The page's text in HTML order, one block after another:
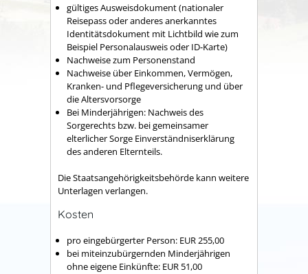
gültiges Ausweisdokument (nationaler
Reisepass oder anderes anerkanntes
Identitätsdokument mit Lichtbild wie zum
Beispiel Personalausweis oder ID-Karte)
Nachweise zum Personenstand
Nachweise über Einkommen, Vermögen,
Kranken- und Pflegeversicherung und über
die Altersvorsorge
Bei Minderjährigen: Nachweis des
Sorgerechts bzw. bei gemeinsamer
elterlicher Sorge Einverständniserklärung
des anderen Elternteils.
Die Staatsangehörigkeitsbehörde kann weitere
Unterlagen verlangen.
Kosten
pro eingebürgerter Person: EUR 255,00
bei miteinzubürgernden Minderjährigen
ohne eigene Einkünfte: EUR 51,00